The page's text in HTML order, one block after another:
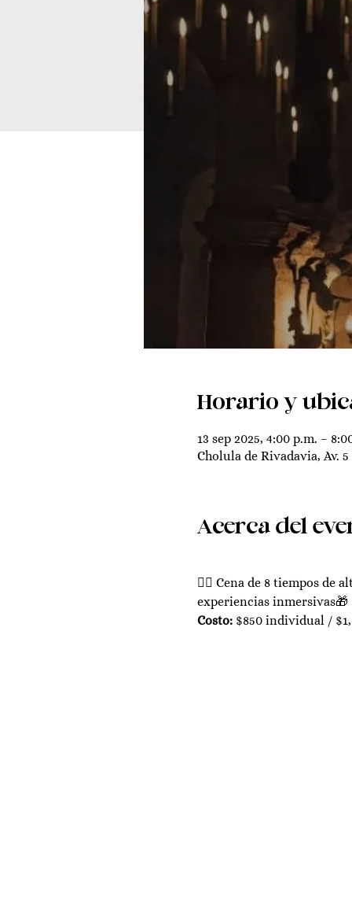
Horario y
13 sep 2025, 4:00 p.m. –
Cholula de Rivadavia, Av.
Acerca del
🧙‍♂️ Cena de 8 tiempos de
experiencias inmersivas🎁
Costo: $850 individual /